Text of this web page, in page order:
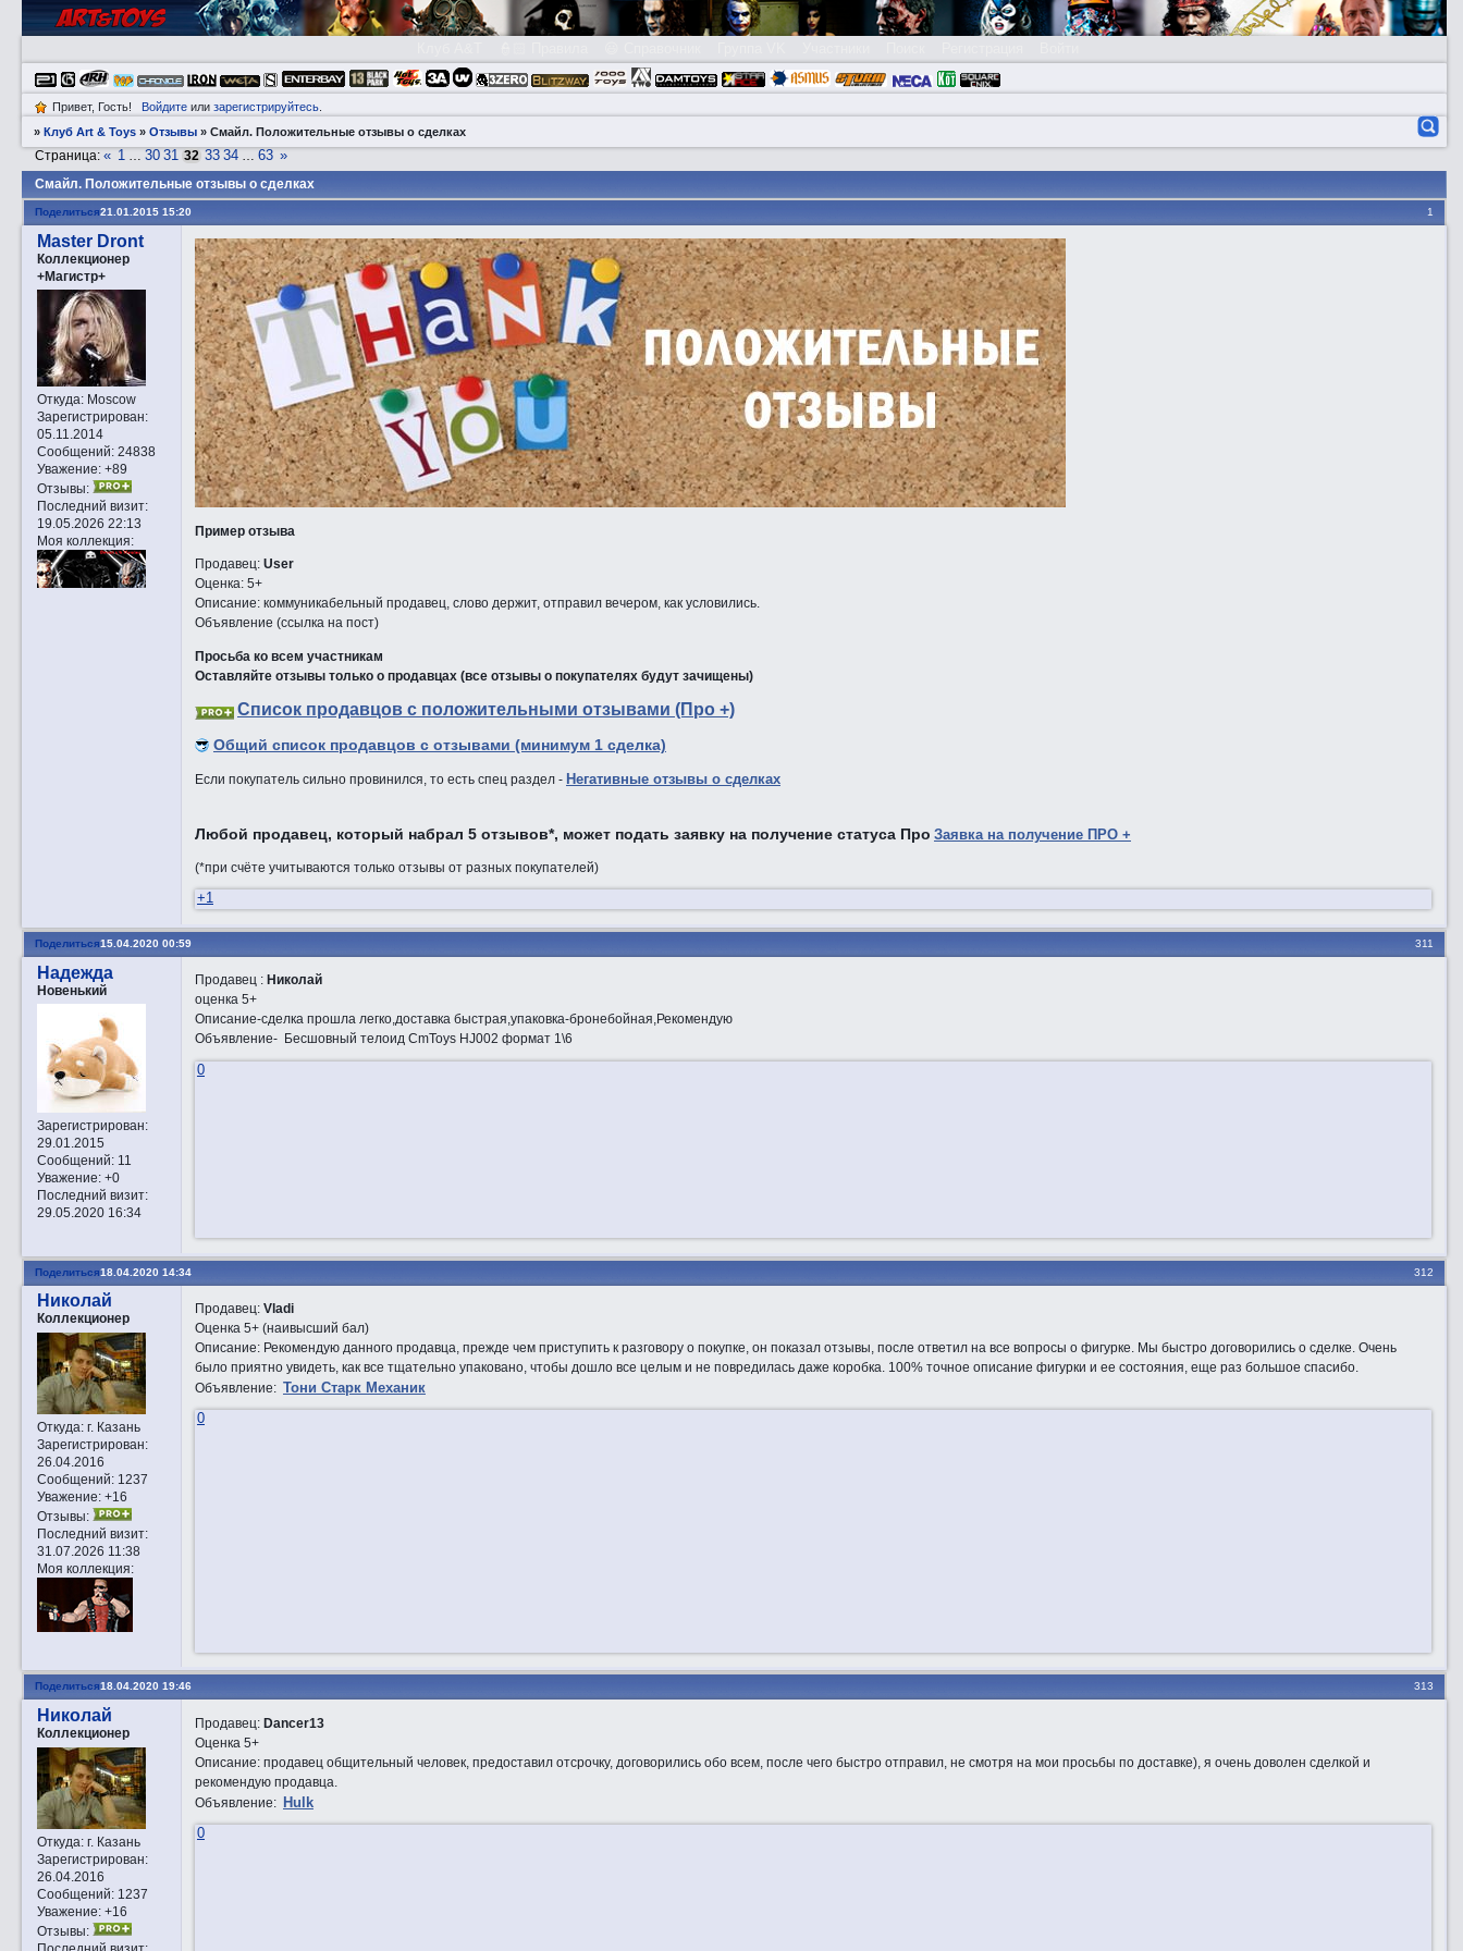
Привет, Гость! Войдитеили зарегистрируйтесь.
»Клуб Art & Toys »Отзывы »Смaйл. Положительные отзывы о сделках
Смaйл. Положительные отзывы о сделках
Страница:« 1 … 30 31 32 33 34 … 63 »
Поделиться 1
21.01.2015 15:20
Master Dront
Коллекционер
+Магистр+
Откуда:Moscow
Зарегистрирован:
05.11.2014
Сообщений:24838
Уважение: +89
Отзывы:
Последний визит:
19.05.2026 22:13
Моя коллекция:
Пример отзыва
Продавец: User
Оценка: 5+
Описание: коммуникабельный продавец, слово держит, отправил вечером, как условились.
Объявление (ссылка на пост)
Просьба ко всем участникам
Оставляйте отзывы только о продавцах (все отзывы о покупателях будут зачищены)
Список продавцов с положительными отзывами (Про +)
Общий список продавцов с отзывами (минимум 1 сделка)
Если покупатель сильно провинился, то есть спец раздел - Негативные отзывы о сделках
Любой продавец, который набрал 5 отзывов*, может подать заявку на получение статуса Про Заявка на получение ПРО +
(*при счёте учитываются только отзывы от разных покупателей)
+1
Поделиться 311
15.04.2020 00:59
Надежда
Новенький
Зарегистрирован:
29.01.2015
Сообщений:11
Уважение: +0
Последний визит:
29.05.2020 16:34
Продавец : Николай
оценка 5+
Описание-сделка прошла легко,доставка быстрая,упаковка-бронебойная,Рекомендую
Объявление- Бесшовный телоид CmToys HJ002 формат 1\6
0
Поделиться 312
18.04.2020 14:34
Николай
Коллекционер
Откуда:г. Казань
Зарегистрирован:
26.04.2016
Сообщений:1237
Уважение: +16
Отзывы:
Последний визит:
31.07.2026 11:38
Моя коллекция:
Продавец: Vladi
Оценка 5+ (наивысший бал)
Описание: Рекомендую данного продавца, прежде чем приступить к разговору о покупке, он показал отзывы, после ответил на все вопросы о фигурке. Мы быстро договорились о сделке. Очень
было приятно увидеть, как все тщательно упаковано, чтобы дошло все целым и не повредилась даже коробка. 100% точное описание фигурки и ее состояния, еще раз большое спасибо.
Объявление: Тони Старк Механик
0
Поделиться 313
18.04.2020 19:46
Николай
Коллекционер
Откуда:г. Казань
Зарегистрирован:
26.04.2016
Сообщений:1237
Уважение: +16
Отзывы:
Последний визит:
Продавец: Dancer13
Оценка 5+
Описание: продавец общительный человек, предоставил отсрочку, договорились обо всем, после чего быстро отправил, не смотря на мои просьбы по доставке), я очень доволен сделкой и
рекомендую продавца.
Объявление: Hulk
0